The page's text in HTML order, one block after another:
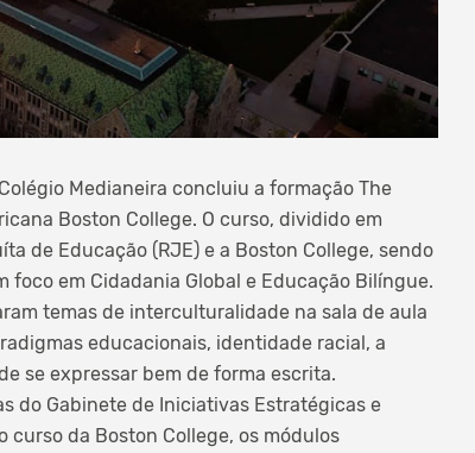
Medianeira concluiu a formação The
Boston College. O curso, dividido em
de Educação (RJE) e a Boston College, sendo
em Cidadania Global e Educação Bilíngue.
temas de interculturalidade na sala de aula
educacionais, identidade racial, a
se expressar bem de forma escrita.
do Gabinete de Iniciativas Estratégicas e
curso da Boston College, os módulos